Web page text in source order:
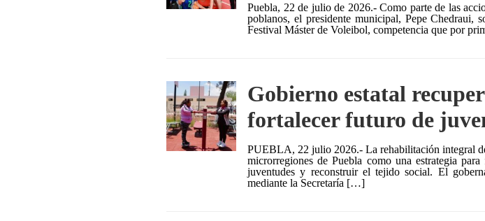
Puebla, 22 de julio de 2026.- Como parte de las
poblanos, el presidente municipal, Pepe Chedraui,
Festival Máster de Voleibol, competencia que por
Gobierno estatal
fortalecer futuro de
PUEBLA, 22 julio 2026.- La rehabilitación integral
microrregiones de Puebla como una estrategia
juventudes y reconstruir el tejido social. El
mediante la Secretaría […]